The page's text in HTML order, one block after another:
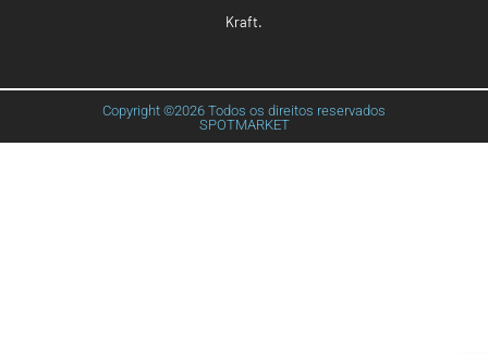
Kraft.
Copyright ©2026 Todos os direitos reservados
SPOTMARKET